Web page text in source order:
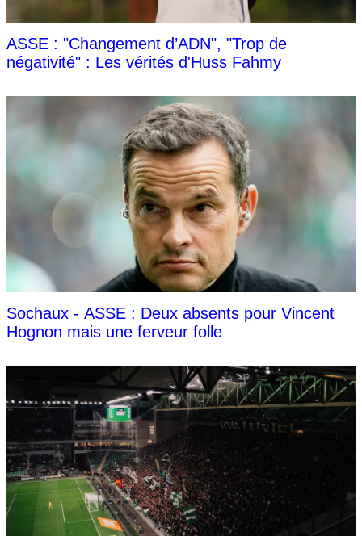
ASSE : "Changement d’ADN", "Trop de
négativité" : Les vérités d'Huss Fahmy
Sochaux - ASSE : Deux absents pour Vincent
Hognon mais une ferveur folle